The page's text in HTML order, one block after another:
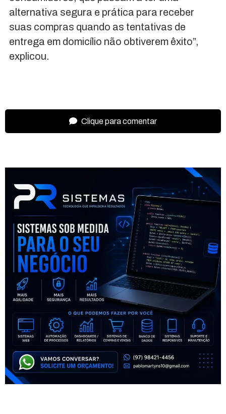
alternativa segura e prática para receber
suas compras quando as tentativas de
entrega em domicílio não obtiverem êxito”,
explicou.
Clique para comentar